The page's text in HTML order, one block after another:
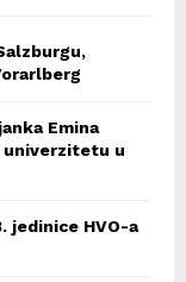
Emina
univerzitetu u
jedinice HVO-a